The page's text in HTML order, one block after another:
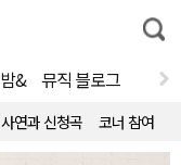
통
합
밤& 뮤직 블로그
사연과 신청곡 코너 참여